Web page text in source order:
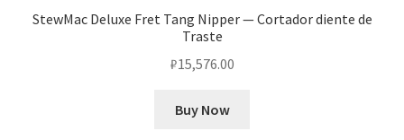
StewMac Deluxe Fret Tang Nipper — Cortador diente de
Traste
₽15,576.00
Buy Now